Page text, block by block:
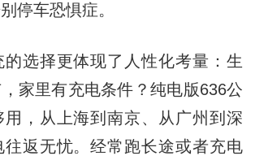
停车恐惧症。
择更体现了人性化考量：生
家里有充电条件？纯电版636公
用，从上海到南京、从广州到深
返无忧。经常跑长途或者充电